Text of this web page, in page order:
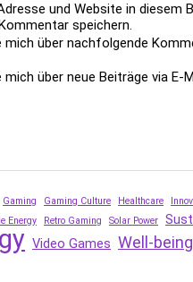
und Website in diesem
speichern.
mich über nachfolgende
über neue Beiträge via E-
Gaming Gaming Culture Healthcare
Energy Retro Gaming Solar Power
Video Games Well-being